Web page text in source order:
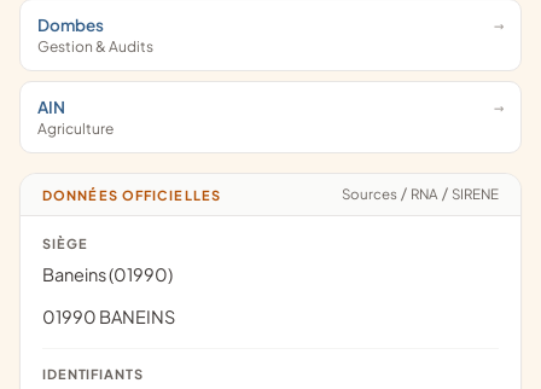
Dombes
Gestion & Audits
AIN
Agriculture
DONNÉES OFFICIELLES Sources / RNA / SIRENE
SIÈGE
Baneins (01990)
01990 BANEINS
IDENTIFIANTS